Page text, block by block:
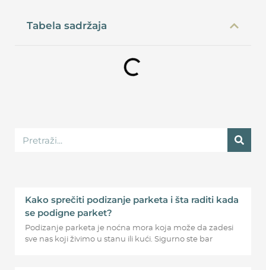
Tabela sadržaja
Kako sprečiti podizanje parketa i šta raditi kada
se podigne parket?
Podizanje parketa je noćna mora koja može da zadesi
sve nas koji živimo u stanu ili kući. Sigurno ste bar